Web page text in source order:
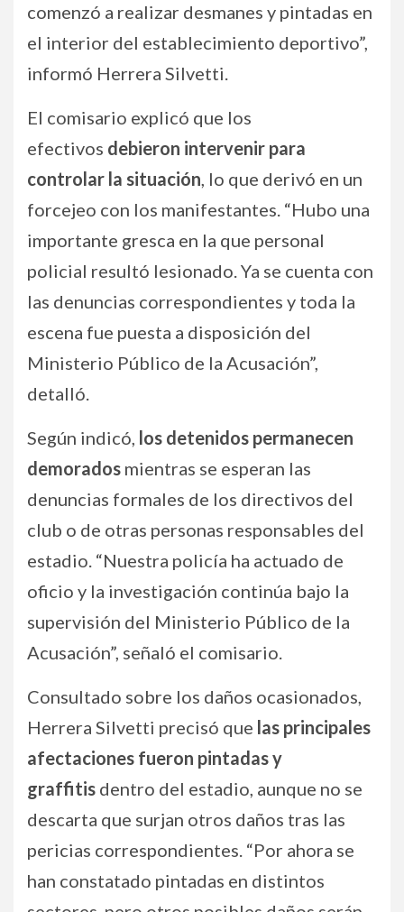
comenzó a realizar desmanes y pintadas en
el interior del establecimiento deportivo”,
informó Herrera Silvetti.
El comisario explicó que los
efectivos debieron intervenir para
controlar la situación, lo que derivó en un
forcejeo con los manifestantes. “Hubo una
importante gresca en la que personal
policial resultó lesionado. Ya se cuenta con
las denuncias correspondientes y toda la
escena fue puesta a disposición del
Ministerio Público de la Acusación”,
detalló.
Según indicó, los detenidos permanecen
demorados mientras se esperan las
denuncias formales de los directivos del
club o de otras personas responsables del
estadio. “Nuestra policía ha actuado de
oficio y la investigación continúa bajo la
supervisión del Ministerio Público de la
Acusación”, señaló el comisario.
Consultado sobre los daños ocasionados,
Herrera Silvetti precisó que las principales
afectaciones fueron pintadas y
graffitis dentro del estadio, aunque no se
descarta que surjan otros daños tras las
pericias correspondientes. “Por ahora se
han constatado pintadas en distintos